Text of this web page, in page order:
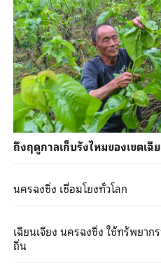
ถึงฤดูกาลเก็บรังไหมของเขตเฉี
นครฉงชิ่ง เชื่อมโยงทั่วโลก
เฉียนเจียง นครฉงชิ่ง ใช้ทรัพยา
ถิ่น